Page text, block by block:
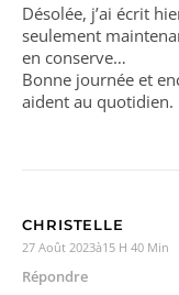
Désolée, j’ai écrit
seulement
en conserve…
Bonne journée et
aident au quotidien.
CHRISTELLE
27 Août 2023à15 H 40 Min
Répondre